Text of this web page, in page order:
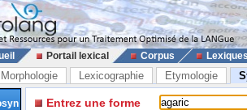
Portail lexical Corpus
Morphologie Lexicographie Etymologie
Entrez une forme